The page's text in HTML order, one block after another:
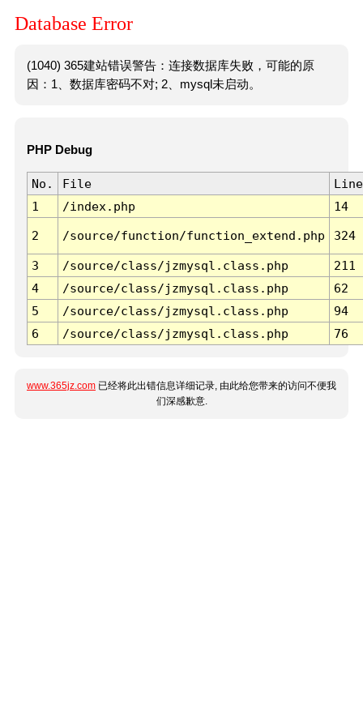
Database Error
(1040) 365建站错误警告：连接数据库失败，可能的原
因：1、数据库密码不对; 2、mysql未启动。
PHP Debug
No. File
Line
1
/index.php 14
2 /source/function/function_extend.php 324
3 /source/class/jzmysql.class.php
211
4
/source/class/jzmysql.class.php
62
5
/source/class/jzmysql.class.php
94
6
/source/class/jzmysql.class.php 76
www.365jz.com 已经将此出错信息详细记录, 由此给您带来的访问不便我
们深感歉意.